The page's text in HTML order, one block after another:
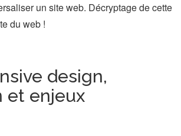
un site web. Décryptage de cette
du web !
design,
et enjeux